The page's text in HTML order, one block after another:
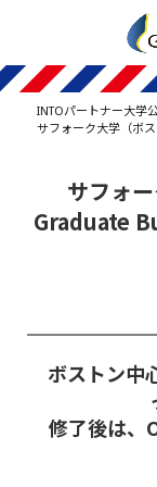
INTOパートナー大学
サフォーク大学（ボ
サフォ
Graduate
ボストン中
修了後は、